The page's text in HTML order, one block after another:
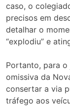
caso, o
precisos em
detalhar o
“explodiu” e
Portanto, para o
omissiva da
consertar a via
tráfego aos